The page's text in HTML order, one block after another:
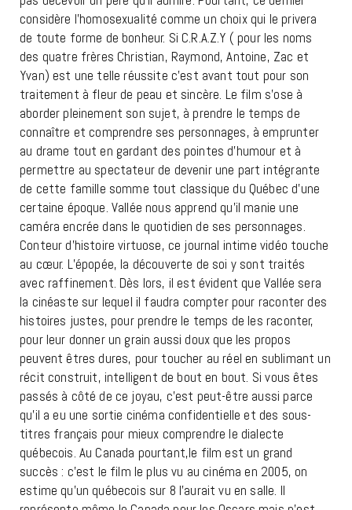
considère l’homosexualité comme un choix qui le privera
de toute forme de bonheur. Si C.R.A.Z.Y ( pour les noms
des quatre frères Christian, Raymond, Antoine, Zac et
Yvan) est une telle réussite c’est avant tout pour son
traitement à fleur de peau et sincère. Le film s’ose à
aborder pleinement son sujet, à prendre le temps de
connaître et comprendre ses personnages, à emprunter
au drame tout en gardant des pointes d’humour et à
permettre au spectateur de devenir une part intégrante
de cette famille somme tout classique du Québec d’une
certaine époque. Vallée nous apprend qu’il manie une
caméra encrée dans le quotidien de ses personnages.
Conteur d’histoire virtuose, ce journal intime vidéo touche
au cœur. L’épopée, la découverte de soi y sont traités
avec raffinement. Dès lors, il est évident que Vallée sera
la cinéaste sur lequel il faudra compter pour raconter des
histoires justes, pour prendre le temps de les raconter,
pour leur donner un grain aussi doux que les propos
peuvent êtres dures, pour toucher au réel en sublimant un
récit construit, intelligent de bout en bout. Si vous êtes
passés à côté de ce joyau, c’est peut-être aussi parce
qu’il a eu une sortie cinéma confidentielle et des sous-
titres français pour mieux comprendre le dialecte
québecois. Au Canada pourtant,le film est un grand
succès : c’est le film le plus vu au cinéma en 2005, on
estime qu’un québecois sur 8 l’aurait vu en salle. Il